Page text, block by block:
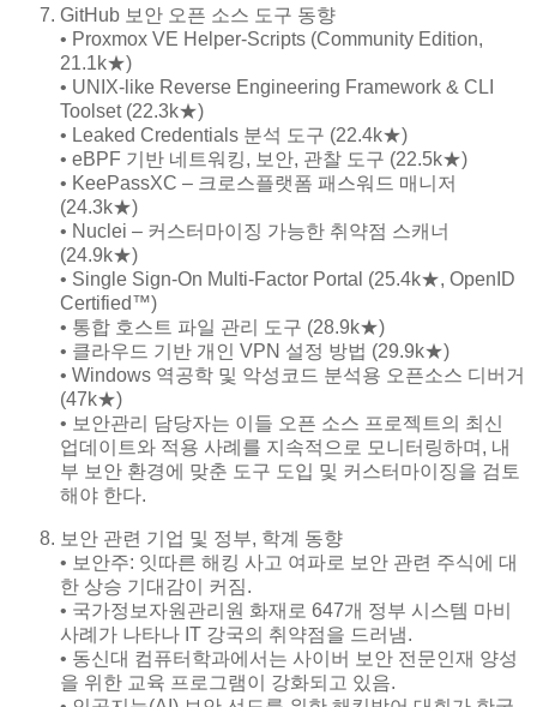
GitHub 보안 오픈 소스 도구 동향
• Proxmox VE Helper-Scripts (Community Edition,
21.1k★)
• UNIX-like Reverse Engineering Framework & CLI
Toolset (22.3k★)
• Leaked Credentials 분석 도구 (22.4k★)
• eBPF 기반 네트워킹, 보안, 관찰 도구 (22.5k★)
• KeePassXC – 크로스플랫폼 패스워드 매니저
(24.3k★)
• Nuclei – 커스터마이징 가능한 취약점 스캐너
(24.9k★)
• Single Sign-On Multi-Factor Portal (25.4k★, OpenID
Certified™)
• 통합 호스트 파일 관리 도구 (28.9k★)
• 클라우드 기반 개인 VPN 설정 방법 (29.9k★)
• Windows 역공학 및 악성코드 분석용 오픈소스 디버거
(47k★)
• 보안관리 담당자는 이들 오픈 소스 프로젝트의 최신
업데이트와 적용 사례를 지속적으로 모니터링하며, 내
부 보안 환경에 맞춘 도구 도입 및 커스터마이징을 검토
해야 한다.
보안 관련 기업 및 정부, 학계 동향
• 보안주: 잇따른 해킹 사고 여파로 보안 관련 주식에 대
한 상승 기대감이 커짐.
• 국가정보자원관리원 화재로 647개 정부 시스템 마비
사례가 나타나 IT 강국의 취약점을 드러냄.
• 동신대 컴퓨터학과에서는 사이버 보안 전문인재 양성
을 위한 교육 프로그램이 강화되고 있음.